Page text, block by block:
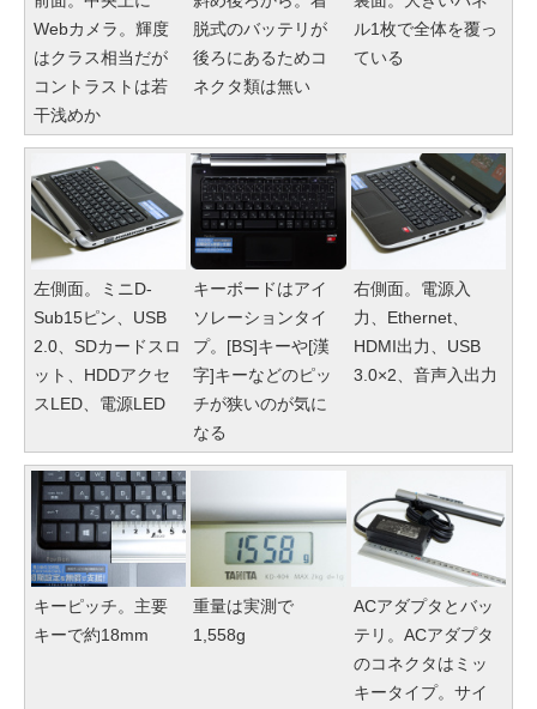
Webカメラ。輝度
はクラス相当だが
コントラストは若
干浅めか
脱式のバッテリが
後ろにあるためコ
ネクタ類は無い
ル1枚で全体を覆っ
ている
左側面。ミニD-
Sub15ピン、USB
2.0、SDカードスロ
ット、HDDアクセ
スLED、電源LED
キーボードはアイ
ソレーションタイ
プ。[BS]キーや[漢
字]キーなどのピッ
チが狭いのが気に
なる
右側面。電源入
力、Ethernet、
HDMI出力、USB
3.0×2、音声入出力
キーピッチ。主要
キーで約18mm
重量は実測で
1,558g
ACアダプタとバッ
テリ。ACアダプタ
のコネクタはミッ
キータイプ。サイ